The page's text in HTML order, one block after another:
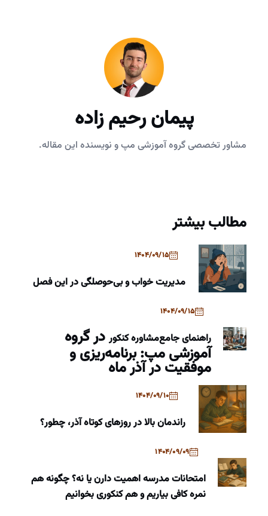
پیمان رحیم زاده
مشاور تخصصی گروه آموزشی مپ و نویسنده این مقاله.
مطالب بیشتر
1404/09/15
مدیریت خواب و بی‌حوصلگی در این فصل
1404/09/15
راهنمای جامعمشاوره کنکوردر گروه
آموزشی مپ: برنامه‌ریزی و
موفقیت در آذر ماه
1404/09/10
راندمان بالا در روزهای کوتاه آذر، چطور؟
1404/09/09
امتحانات مدرسه اهمیت دارن یا نه؟ چگونه هم
نمره کافی بیاریم و هم کنکوری بخوانیم